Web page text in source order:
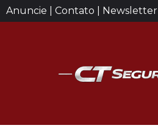
Anuncie | Contato | Newsletter